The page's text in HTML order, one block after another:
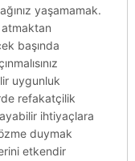
yaşamamak.
atmaktan
başında
uygunluk
refakatçilik
ihtiyaçlara
duymak
etkendir